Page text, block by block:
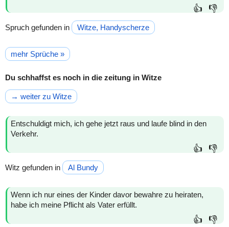
👍 👎
Spruch gefunden in Witze, Handyscherze
mehr Sprüche »
Du schhaffst es noch in die zeitung in Witze
→ weiter zu Witze
Entschuldigt mich, ich gehe jetzt raus und laufe blind in den
Verkehr.
👍 👎
Witz gefunden in Al Bundy
Wenn ich nur eines der Kinder davor bewahre zu heiraten,
habe ich meine Pflicht als Vater erfüllt.
👍 👎